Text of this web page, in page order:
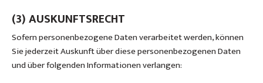
(3) AUSKUNFTSRECHT
Sofern personenbezogene Daten verarbeitet werden, können
Sie jederzeit Auskunft über diese personenbezogenen Daten
und über folgenden Informationen verlangen: